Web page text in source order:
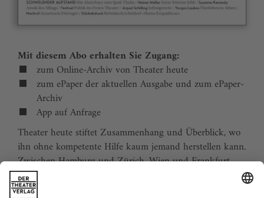
Mit diesem Abo erhalten Sie Zugang:
zum Online-Archiv von Theater heute
zum ePaper der aktuellen Ausgabe und zum ePaper-
Archiv
App auf Anfrage
Theater heute stiftet Zusammenhang und Überblick, wo
ihn ohne kompetente Hilfe kaum jemand herstellen kann.
Zwischen Hamburg und Zürich, Wien und Frankfurt,
Jena und Aachen gibt es wie nirgends auf der Welt eine
dichte, vielfältige und produktive Theaterszene. Mit